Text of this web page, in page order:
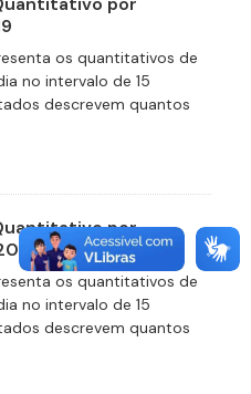
os quantitativos de
no intervalo de 15
descrevem quantos
por
os quantitativos de
no intervalo de 15
descrevem quantos